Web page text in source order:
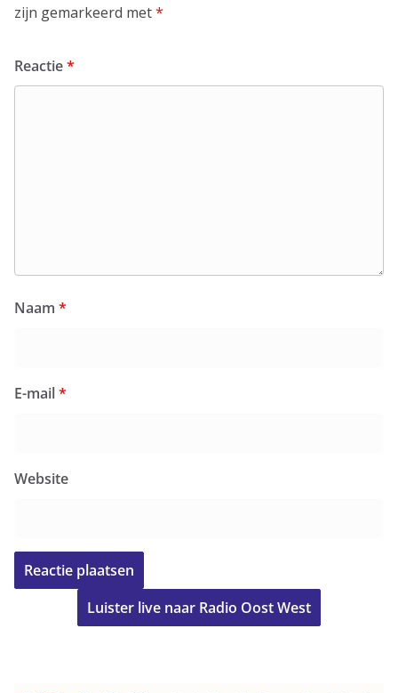
zijn gemarkeerd met*
Reactie*
Naam *
E-mail*
Website
Luister live naar Radio Oost West